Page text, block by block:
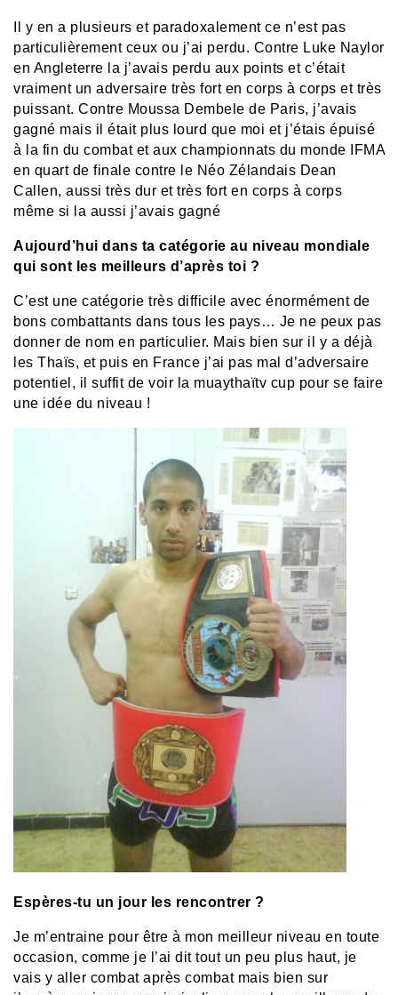
Il y en a plusieurs et paradoxalement ce n’est pas
particulièrement ceux ou j’ai perdu. Contre Luke Naylor
en Angleterre la j’avais perdu aux points et c’était
vraiment un adversaire très fort en corps à corps et très
puissant. Contre Moussa Dembele de Paris, j’avais
gagné mais il était plus lourd que moi et j’étais épuisé
à la fin du combat et aux championnats du monde IFMA
en quart de finale contre le Néo Zélandais Dean
Callen, aussi très dur et très fort en corps à corps
même si la aussi j’avais gagné
Aujourd’hui dans ta catégorie au niveau mondiale
qui sont les meilleurs d’après toi ?
C’est une catégorie très difficile avec énormément de
bons combattants dans tous les pays… Je ne peux pas
donner de nom en particulier. Mais bien sur il y a déjà
les Thaïs, et puis en France j’ai pas mal d’adversaire
potentiel, il suffit de voir la muaythaïtv cup pour se faire
une idée du niveau !
Espères-tu un jour les rencontrer ?
Je m’entraine pour être à mon meilleur niveau en toute
occasion, comme je l’ai dit tout un peu plus haut, je
vais y aller combat après combat mais bien sur